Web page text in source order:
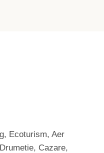
Ecoturism, Aer
Cazare,